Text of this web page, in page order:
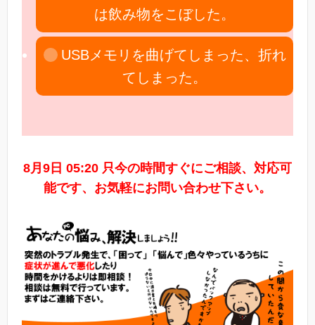
は飲み物をこぼした。
USBメモリを曲げてしまった、折れ
てしまった。
8月9日 05:20 只今の時間すぐにご相談、対応可
能です、お気軽にお問い合わせ下さい。